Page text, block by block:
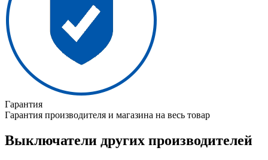
Гарантия
Гарантия производителя и магазина на весь товар
Выключатели других производителей